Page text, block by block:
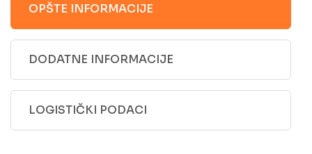
OPŠTE INFORMACIJE
DODATNE INFORMACIJE
LOGISTIČKI PODACI